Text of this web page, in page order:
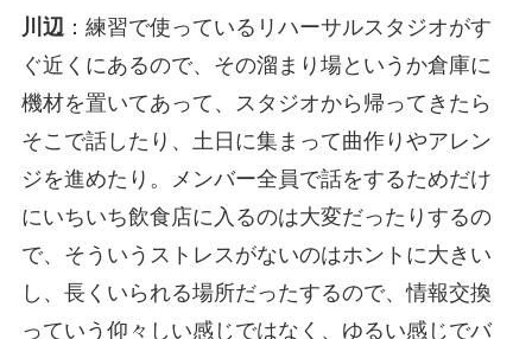
川辺 ：練習で使っているリハーサルスタジオがす
ぐ近くにあるので、その溜まり場というか倉庫に
機材を置いてあって、スタジオから帰ってきたら
そこで話したり、土日に集まって曲作りやアレン
ジを進めたり。メンバー全員で話をするためだけ
にいちいち飲食店に入るのは大変だったりするの
で、そういうストレスがないのはホントに大きい
し、長くいられる場所だったするので、情報交換
っていう仰々しい感じではなく、ゆるい感じでバ